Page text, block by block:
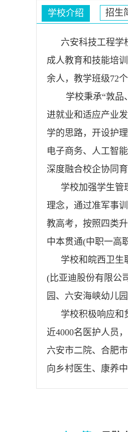
学校介绍 招生
六安科技工程学
成人教育和技能培
余人，教学班级72
学校秉承“敦品
进就业和适应产业
学的思路，开设护
电子商务、人工智
深度融合校企协同育
学校加强学生管
理念，通过准军事
教高考，按照四类
中本贯通(中职一高
学校和皖西卫生
(比亚迪股份有限公
园、六安海峡幼儿
学校积极响应和
近4000名医护人员
六安市二院、合肥
向乡村医生、康养